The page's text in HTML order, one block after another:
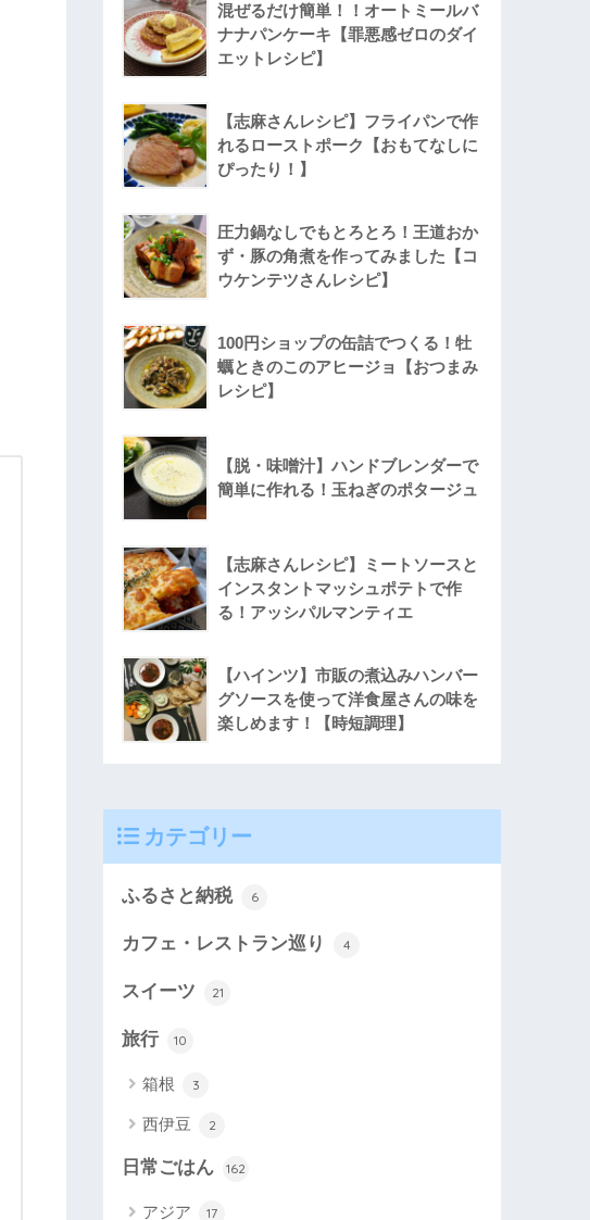
混ぜるだけ簡単！！オートミールバ
ナナパンケーキ【罪悪感ゼロのダイ
エットレシピ】
【志麻さんレシピ】フライパンで作
れるローストポーク【おもてなしに
ぴったり！】
圧力鍋なしでもとろとろ！王道おか
ず・豚の角煮を作ってみました【コ
ウケンテツさんレシピ】
100円ショップの缶詰でつくる！牡
蠣ときのこのアヒージョ【おつまみ
レシピ】
【脱・味噌汁】ハンドブレンダーで
簡単に作れる！玉ねぎのポタージュ
【志麻さんレシピ】ミートソースと
インスタントマッシュポテトで作
る！アッシパルマンティエ
【ハインツ】市販の煮込みハンバー
グソースを使って洋食屋さんの味を
楽しめます！【時短調理】
カテゴリー
ふるさと納税 6
カフェ・レストラン巡り 4
スイーツ 21
旅行 10
箱根 3
西伊豆 2
日常ごはん 162
アジア 17